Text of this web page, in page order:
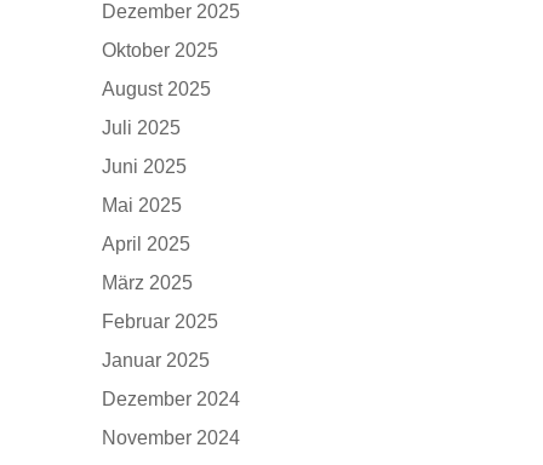
Dezember 2025
Oktober 2025
August 2025
Juli 2025
Juni 2025
Mai 2025
April 2025
März 2025
Februar 2025
Januar 2025
Dezember 2024
November 2024